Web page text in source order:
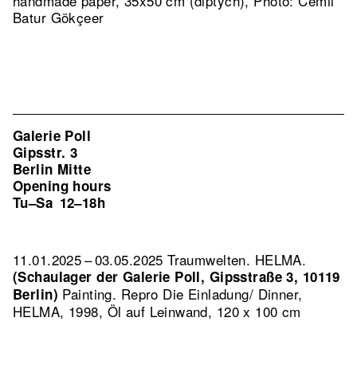
Batur Gökçeer
Galerie Poll
Gipsstr. 3
Berlin Mitte
Opening hours
Tu–Sa 12–18h
11.01.2025 – 03.05.2025 Traumwelten. HELMA.
(Schaulager der Galerie Poll, Gipsstraße 3, 10119
Berlin) Painting. Repro Die Einladung/ Dinner,
HELMA, 1998, Öl auf Leinwand, 120 x 100 cm